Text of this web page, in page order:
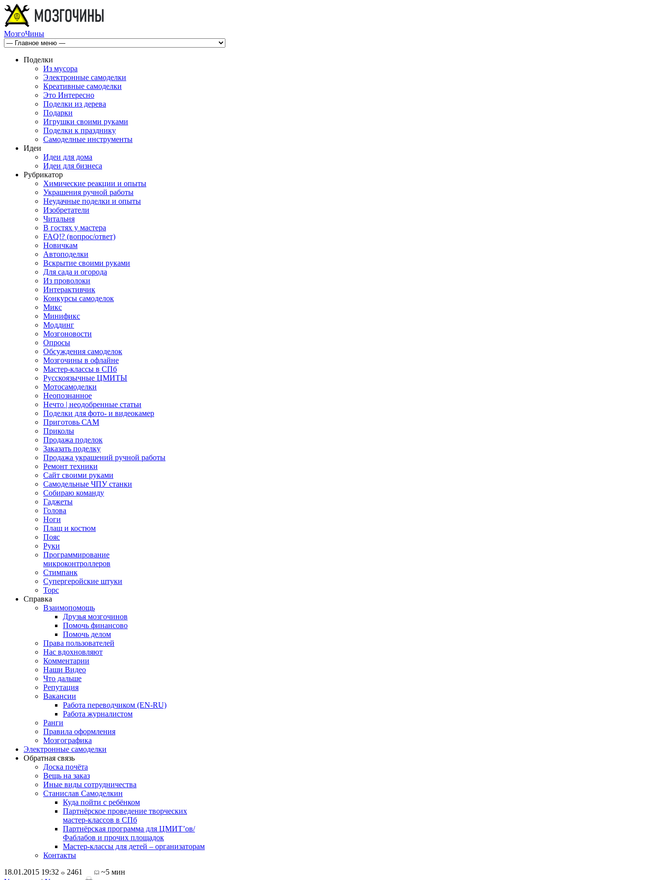
МозгоЧины
Поделки
Из мусора
Электронные самоделки
Креативные самоделки
Это Интересно
Поделки из дерева
Подарки
Игрушки своими руками
Поделки к празднику
Самоделные инструменты
Идеи
Идеи для дома
Идеи для бизнеса
Рубрикатор
Химические реакции и опыты
Украшения ручной работы
Неудачные поделки и опыты
Изобретатели
Читальня
В гостях у мастера
FAQ!? (вопрос/ответ)
Новичкам
Автоподелки
Вскрытие своими руками
Для сада и огорода
Из проволоки
Интерактивчик
Конкурсы самоделок
Микс
Минификс
Моддинг
Мозгоновости
Опросы
Обсуждения самоделок
Мозгочины в офлайне
Мастер-классы в СПб
Русскоязычные ЦМИТЫ
Мотосамоделки
Неопознанное
Нечто | неодобренные статьи
Поделки для фото- и видеокамер
Приготовь САМ
Приколы
Продажа поделок
Заказать поделку
Продажа украшений ручной работы
Ремонт техники
Сайт своими руками
Самодельные ЧПУ станки
Собираю команду
Гаджеты
Голова
Ноги
Плащ и костюм
Пояс
Руки
Программирование
микроконтроллеров
Стимпанк
Супергеройские штуки
Торс
Справка
Взаимопомощь
Друзья мозгочинов
Помочь финансово
Помочь делом
Права пользователей
Нас вдохновляют
Комментарии
Наши Видео
Что дальше
Репутация
Вакансии
Работа переводчиком (EN-RU)
Работа журналистом
Ранги
Правила оформления
Мозгографика
Электронные самоделки
Обратная связь
Доска почёта
Вещь на заказ
Иные виды сотрудничества
Станислав Самоделкин
Куда пойти с ребёнком
Партнёрское проведение творческих
мастер-классов в СПб
Партнёрская программа для ЦМИТ’ов/
Фаблабов и прочих площадок
Мастер-классы для детей – организаторам
Контакты
18.01.2015 19:32
2461
~5 мин